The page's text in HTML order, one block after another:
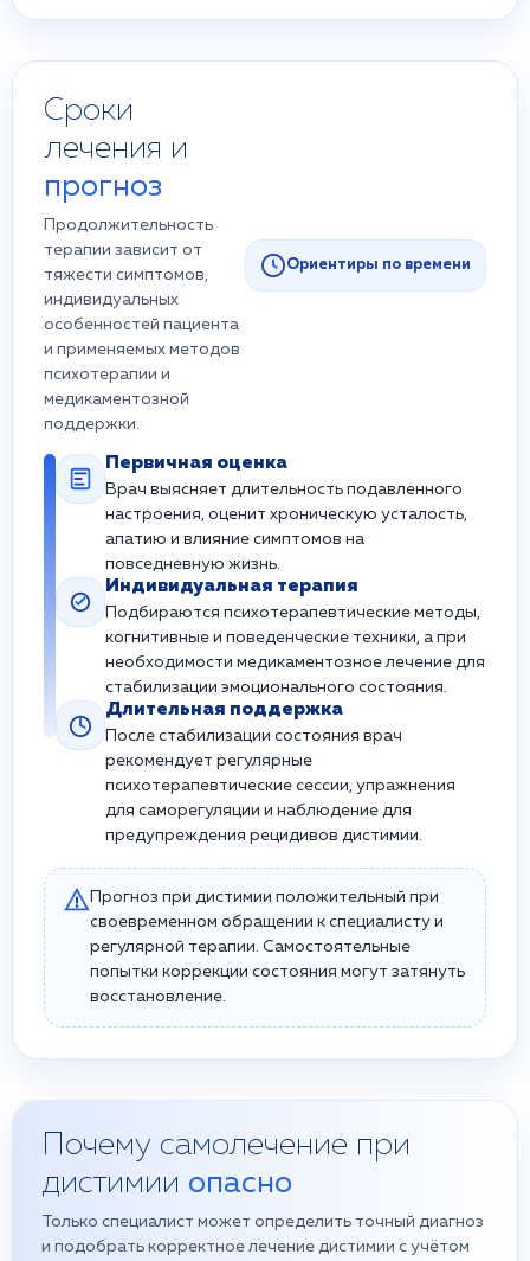
Сроки
лечения и
прогноз
Продолжительность
терапии зависит от
тяжести симптомов,
индивидуальных
особенностей пациента
и применяемых методов
психотерапии и
медикаментозной
поддержки.
Ориентиры по времени
Первичная оценка
Врач выясняет длительность подавленного
настроения, оценит хроническую усталость,
апатию и влияние симптомов на
повседневную жизнь.
Индивидуальная терапия
Подбираются психотерапевтические методы,
когнитивные и поведенческие техники, а при
необходимости медикаментозное лечение для
стабилизации эмоционального состояния.
Длительная поддержка
После стабилизации состояния врач
рекомендует регулярные
психотерапевтические сессии, упражнения
для саморегуляции и наблюдение для
предупреждения рецидивов дистимии.
Прогноз при дистимии положительный при
своевременном обращении к специалисту и
регулярной терапии. Самостоятельные
попытки коррекции состояния могут затянуть
восстановление.
Почему самолечение при
дистимии опасно
Только специалист может определить точный диагноз
и подобрать корректное лечение дистимии с учётом